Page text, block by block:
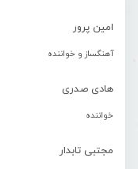
امین پرور
آهنگساز و خواننده
هادی صدری
خواننده
مجتبی تابدار